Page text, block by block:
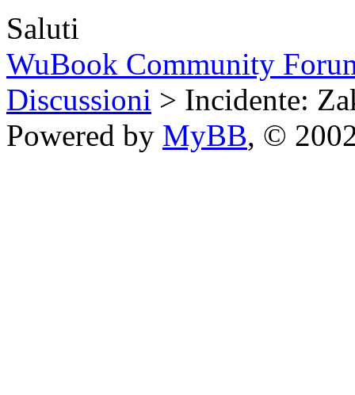
Saluti
WuBook Community
Discussioni > Incidente:
Powered by MyBB, ©